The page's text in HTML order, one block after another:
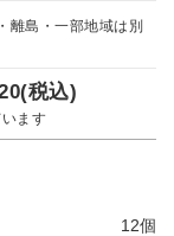
離島・一部地域は別
(税込)
ます
12個